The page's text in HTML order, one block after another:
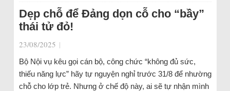
Dẹp chỗ để Đảng dọn cỗ cho “bầy”
thái tử đỏ!
23/08/2025 |
Bộ Nội vụ kêu gọi cán bộ, công chức “không đủ sức,
thiếu năng lực” hãy tự nguyện nghỉ trước 31/8 để nhường
chỗ cho lớp trẻ. Nhưng ở chế độ này, ai sẽ tự nhận mình